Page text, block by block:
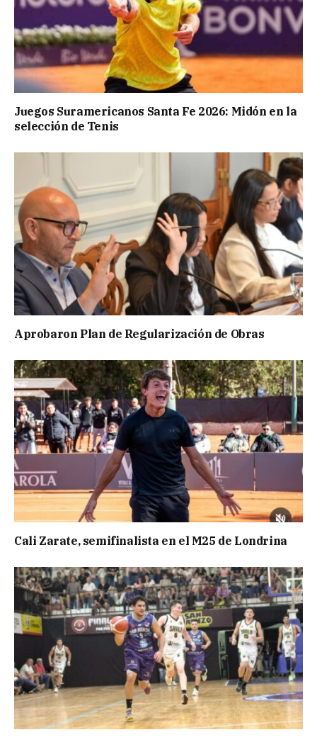
Juegos Suramericanos Santa Fe 2026: Midón en la
selección de Tenis
Aprobaron Plan de Regularización de Obras
Cali Zarate, semifinalista en el M25 de Londrina